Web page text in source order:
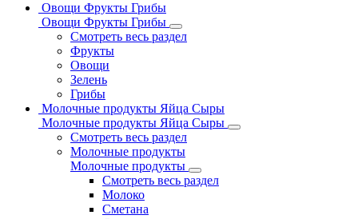
Овощи Фрукты Грибы
Овощи Фрукты Грибы
Смотреть весь раздел
Фрукты
Овощи
Зелень
Грибы
Молочные продукты Яйца Сыры
Молочные продукты Яйца Сыры
Смотреть весь раздел
Молочные продукты
Молочные продукты
Смотреть весь раздел
Молоко
Сметана